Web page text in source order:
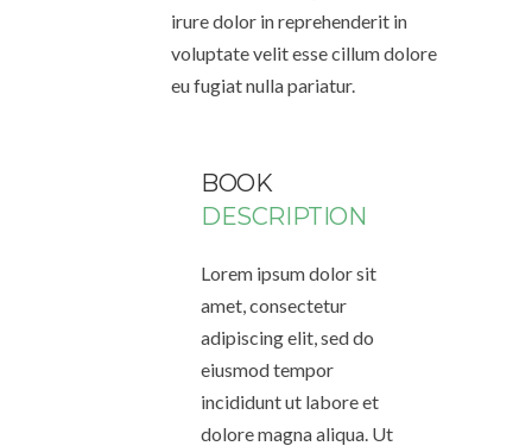
irure dolor in reprehenderit in
voluptate velit esse cillum dolore
eu fugiat nulla pariatur.
BOOK
DESCRIPTION
Lorem ipsum dolor sit
amet, consectetur
adipiscing elit, sed do
eiusmod tempor
incididunt ut labore et
dolore magna aliqua. Ut